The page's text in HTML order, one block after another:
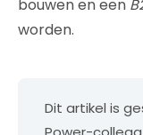
bouwen en een
worden.
Dit artikel is